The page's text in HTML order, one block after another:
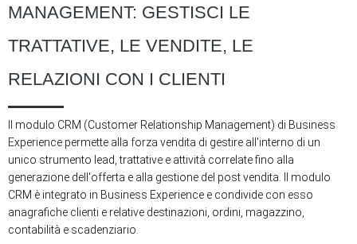
MANAGEMENT: GESTISCI LE
TRATTATIVE, LE VENDITE, LE
RELAZIONI CON I CLIENTI
Il modulo CRM (Customer Relationship Management) di Business
Experience permette alla forza vendita di gestire all'interno di un
unico strumento lead, trattative e attività correlate fino alla
generazione dell'offerta e alla gestione del post vendita. Il modulo
CRM è integrato in Business Experience e condivide con esso
anagrafiche clienti e relative destinazioni, ordini, magazzino,
contabilità e scadenziario.